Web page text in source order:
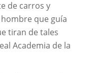
de carros y
que guía
tiran de tales
Academia de la